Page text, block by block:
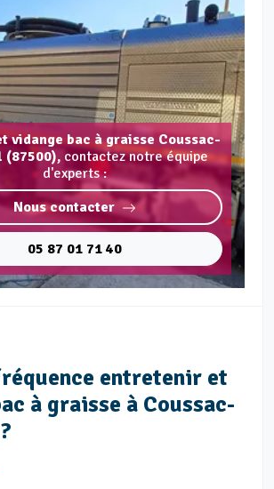
vidange bac à graisse Coussac-
(87500), contactez notre équipe
d'experts :
Nous contacter
05 87 01 71 40
entretenir et
à graisse à Coussac-